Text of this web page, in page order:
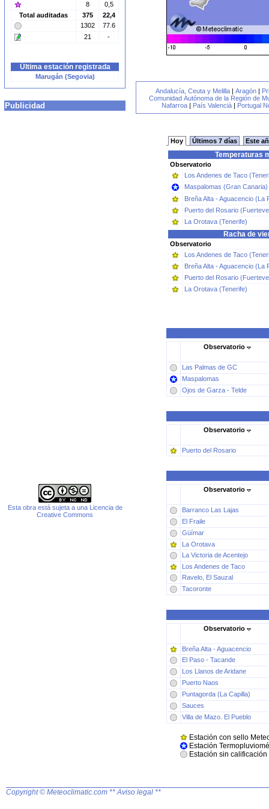
8
0,5
Total auditadas
375
22,4
1302
77.6
21
-
Última estación registrada
Marugán (Segovia)
Publicidad
Esta obra está sujeta a una Licencia de
Creative Commons
Andalucía, Ceuta y Melilla | Aragón |
Comunidad Autónoma de la Región de
Nafarroa | País Valencià | Portugal
Hoy Últimos 7 días Este
Temperaturas
Observatorio
Los Andenes de Taco
Maspalomas (Gran Canaria)
Breña Alta - Aguacencio (La
Puerto del Rosario
La Orotava (Tenerife)
Racha de
Observatorio
Los Andenes de Taco
Breña Alta - Aguacencio (La
Puerto del Rosario
La Orotava (Tenerife)
Observatorio
Las Palmas de GC
Maspalomas
Ojos de Garza - Telde
Observatorio
Puerto del Rosario
Observatorio
Barranco Las Lajas
El Fraile
Güímar
La Orotava
La Victoria de Acentejo
Los Andenes de Taco
Ravelo, El Sauzal
Tacoronte
Observatorio
Breña Alta - Aguacencio
El Paso - Tacande
Los Llanos de Aridane
Puerto Naos
Puntagorda (La Capilla)
Sauces
Villa de Mazo. El Pueblo
Estación con sello
Estación
Estación sin
Copyright © Meteoclimatic.com ** Aviso legal **